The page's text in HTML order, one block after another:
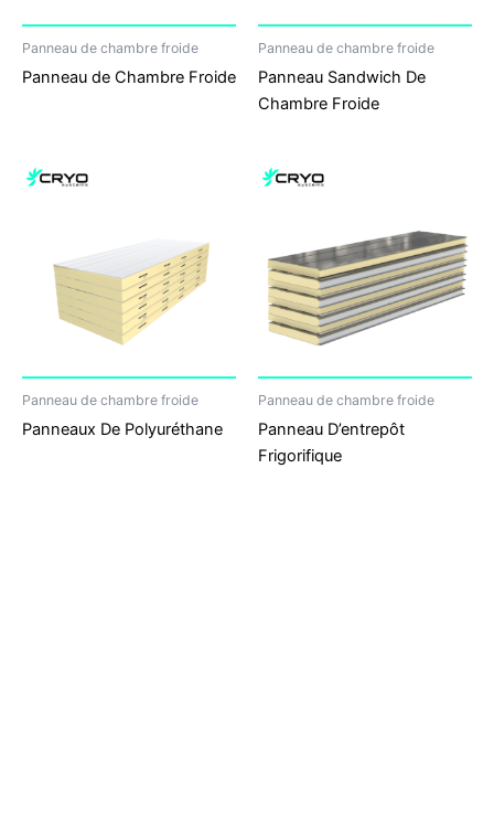
Panneau de chambre froide
Panneau de Chambre Froide
Panneau de chambre froide
Panneau Sandwich De
Chambre Froide
Panneau de chambre froide
Panneaux De Polyuréthane
Panneau de chambre froide
Panneau D’entrepôt
Frigorifique